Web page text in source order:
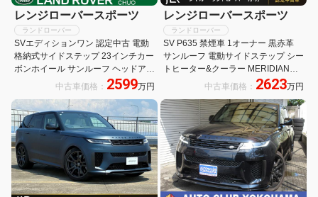
レンジローバースポーツ
ランドローバー
SVエディションワン 認定中古 電動
格納式サイドステップ 23インチカー
ボンホイール サンルーフ ヘッドアッ
プディスプレイ MERIDIANシグネチ
ビエントライト デジタルルームミラ
ー
中古車価格： 2599万円
レンジローバースポーツ
ランドローバー
SV P635 禁煙車 1オーナー 黒赤革
サンルーフ 電動サイドステップ シー
トヒーター&クーラー MERIDIANシ
グネチャー ヘッドアップディスプレ
AW シートマッサージ
中古車価格： 2623万円